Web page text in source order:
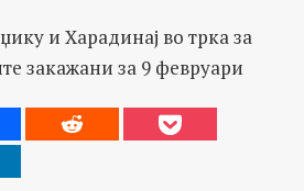
и Харадинај во трка за
закажани за 9 февруари